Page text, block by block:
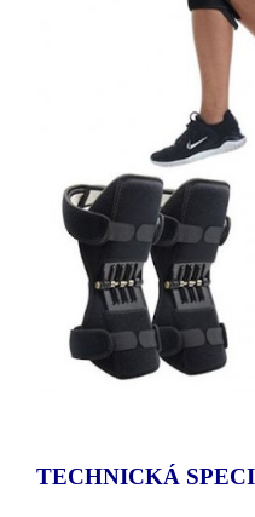
TECHNICKÁ